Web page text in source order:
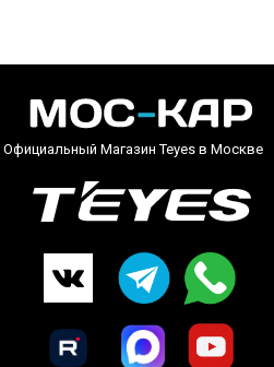
Официальный Магазин Teyes в Москве